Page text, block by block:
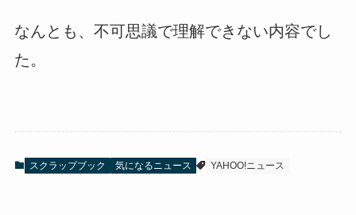
なんとも、不可思議で理解できない内容でし
た。
スクラップブック 気になるニュース YAHOO!ニュース